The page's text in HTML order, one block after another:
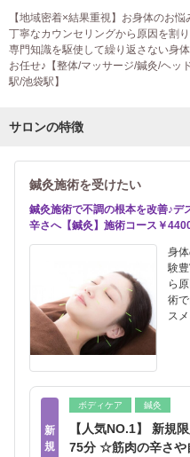
【地域密着×結果重視】お身体のお
丁寧なカウンセリングから原因を割
専門知識を駆使して繰り返さない身
お任せ♪【整体/マッサージ/鍼灸/ヘッ
駅/池袋駅】
サロンの特徴
鍼灸施術を受けたい
鍼灸施術で不調の根本を改善♪デ
辛さへ【鍼灸】施術コース￥
身
験
ら
術
ス
新
規
ボディケア 鍼灸
【人気NO.1】 新規
75分 ☆筋肉の辛さや